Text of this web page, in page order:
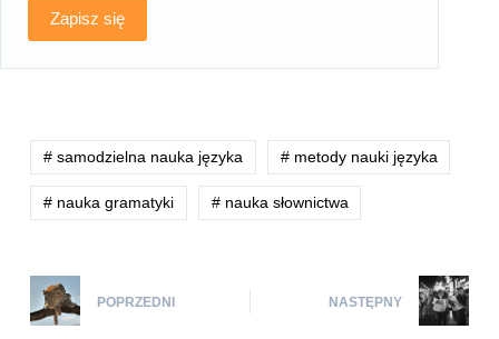
Zapisz się
# samodzielna nauka języka # metody nauki języka
# nauka gramatyki # nauka słownictwa
POPRZEDNI NASTĘPNY